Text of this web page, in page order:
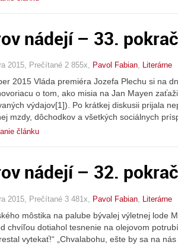
nádejí – 33.
2015, Prečítané 2 855x, Pavol Fabian, Literárne
2015 Vláda premiéra Jozefa Plechu si na
o tom, ako misia na Jan Mayen
výdajov[1]). Po krátkej diskusii prijala
mzdy, dôchodkov a všetkých sociálnych
článku
nádejí – 32.
2015, Prečítané 3 481x, Pavol Fabian Literárne
môstika na palube bývalej výletnej lode
chvíľou dotiahol tesnenie na olejovom
vytekať!“ „Chvalabohu, ešte by sa na